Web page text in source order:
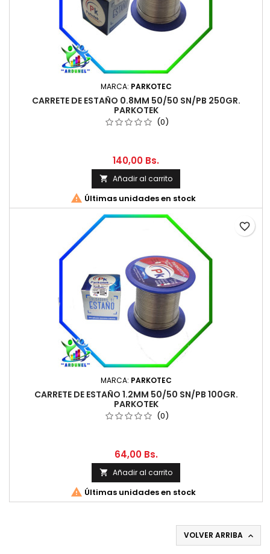
MARCA: PARKOTEC
CARRETE DE ESTAÑO 0.8MM 50/50 SN/PB 250GR.
PARKOTEK
(0)
140,00 Bs.
 Añadir al carrito
 Últimas unidades en stock
MARCA: PARKOTEC
CARRETE DE ESTAÑO 1.2MM 50/50 SN/PB 100GR.
PARKOTEK
(0)
64,00 Bs.
 Añadir al carrito
 Últimas unidades en stock
favorite_border
VOLVER ARRIBA 